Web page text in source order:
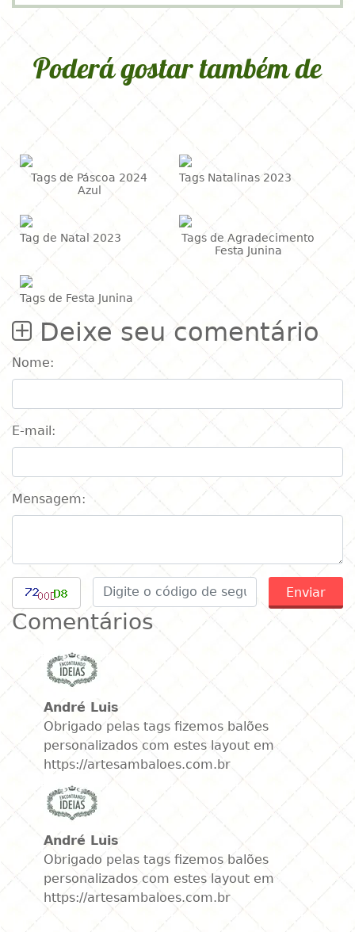
Poderá gostar também de
Tags de Páscoa 2024
Azul
Tags Natalinas 2023
Tag de Natal 2023
Tags de Agradecimento
Festa Junina
Tags de Festa Junina
Deixe seu comentário
Nome:
E-mail:
Mensagem:
Enviar
Comentários
André Luis
Obrigado pelas tags fizemos balões
personalizados com estes layout em
https://artesambaloes.com.br
André Luis
Obrigado pelas tags fizemos balões
personalizados com estes layout em
https://artesambaloes.com.br